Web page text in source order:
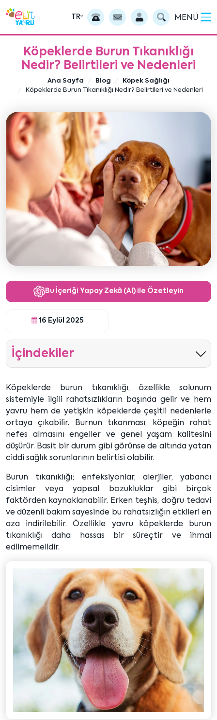
TR MENÜ
Köpeklerde Burun Tıkanıklığı
Nedir? Belirtileri ve Nedenleri
Ana Sayfa Blog
Köpek Sağlığı
Köpeklerde Burun Tıkanıklığı Nedir? Belirtileri ve Nedenleri
Bu İçeriği Yapay Zekâ (AI) ile Özetleyin
16 Eylül 2025
İçindekiler
Köpeklerde burun tıkanıklığı, özellikle solunum
sistemiyle ilgili rahatsızlıkların başında gelir ve hem
yavru hem de yetişkin köpeklerde çeşitli nedenlerle
ortaya çıkabilir. Burnun tıkanması, köpeğin rahat
nefes almasını engeller ve genel yaşam kalitesini
düşürür. Basit bir durum gibi görünse de altında yatan
ciddi sağlık sorunlarının belirtisi olabilir.
Burun tıkanıklığı; enfeksiyonlar, alerjiler, yabancı
cisimler veya yapısal bozukluklar gibi birçok
faktörden kaynaklanabilir. Erken teşhis, doğru tedavi
ve düzenli bakım sayesinde bu rahatsızlığın etkileri en
aza indirilebilir. Özellikle yavru köpeklerde burun
tıkanıklığı daha hassas bir süreçtir ve ihmal
edilmemelidir.